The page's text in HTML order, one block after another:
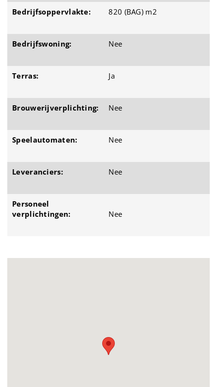
Bedrijfsoppervlakte: 820 (BAG) m2
Bedrijfswoning: Nee
Terras: Ja
Brouwerijverplichting: Nee
Speelautomaten: Nee
Leveranciers: Nee
Personeel
verplichtingen:
Nee